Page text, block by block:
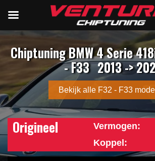
Chiptuning BMW 4 Serie
- F33 2013 ->
Bekijk alle F32 - F33
Origineel Vermogen:
Koppel: